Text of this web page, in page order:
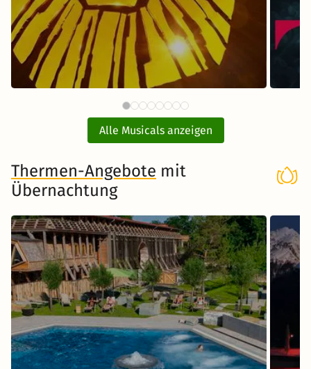
ab134 €
Disneys DER KÖNIG DER LÖWEN
mit Hotel
Musical in Hamburg
Zum Musical
Alle Musicals anzeigen
Thermen-Angebote mit
Übernachtung